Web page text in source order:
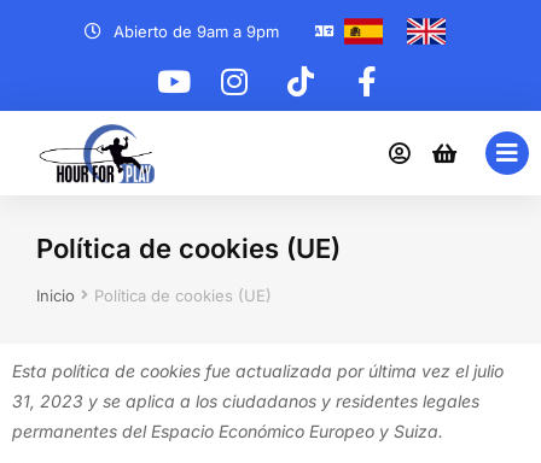
Abierto de 9am a 9pm
Política de cookies (UE)
Estás aquí:
Inicio Política de cookies (UE)
Esta política de cookies fue actualizada por última vez el julio
31, 2023 y se aplica a los ciudadanos y residentes legales
permanentes del Espacio Económico Europeo y Suiza.